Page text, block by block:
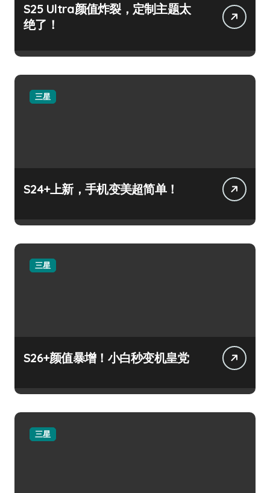
S25 Ultra颜值炸裂，定制主题太
绝了！
三星
S24+上新，手机变美超简单！
三星
S26+颜值暴增！小白秒变机皇党
三星